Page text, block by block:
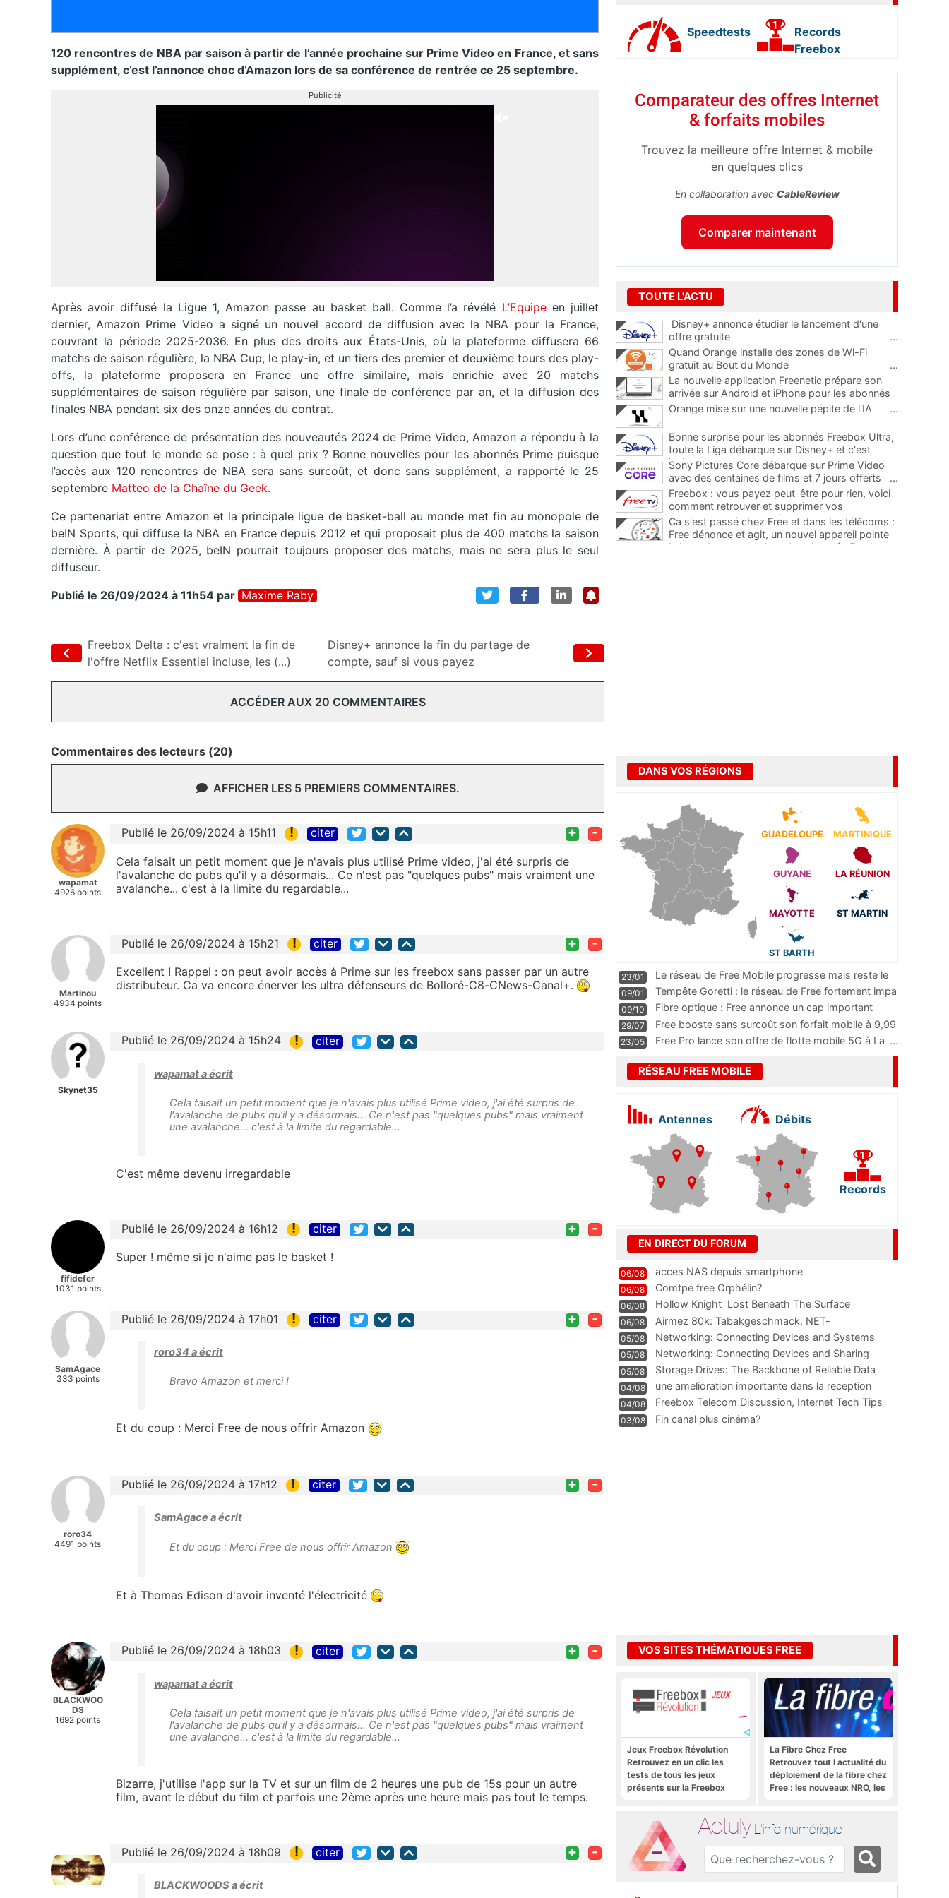
120 rencontres de NBA par saison à partir de l’année prochaine sur Prime Video en France, et sans
supplément, c’est l’annonce choc d’Amazon lors de sa conférence de rentrée ce 25 septembre.
Publicité
Après avoir diffusé la Ligue 1, Amazon passe au basket ball. Comme l’a révélé L’Equipeen juillet
dernier, Amazon Prime Video a signé un nouvel accord de diffusion avec la NBA pour la France,
couvrant la période 2025-2036. En plus des droits aux États-Unis, où la plateforme diffusera 66
matchs de saison régulière, la NBA Cup, le play-in, et un tiers des premier et deuxième tours des play-
offs, la plateforme proposera en France une offre similaire, mais enrichie avec 20 matchs
supplémentaires de saison régulière par saison, une finale de conférence par an, et la diffusion des
finales NBA pendant six des onze années du contrat.
Lors d’une conférence de présentation des nouveautés 2024 de Prime Video, Amazon a répondu à la
question que tout le monde se pose : à quel prix ? Bonne nouvelles pour les abonnés Prime puisque
l’accès aux 120 rencontres de NBA sera sans surcoût, et donc sans supplément, a rapporté le 25
septembre Matteo de la Chaîne du Geek.
Ce partenariat entre Amazon et la principale ligue de basket-ball au monde met fin au monopole de
beIN Sports, qui diffuse la NBA en France depuis 2012 et qui proposait plus de 400 matchs la saison
dernière. À partir de 2025, beIN pourrait toujours proposer des matchs, mais ne sera plus le seul
diffuseur.
Publié le 26/09/2024 à 11h54 par Maxime Raby
Freebox Delta : c'est vraiment la fin de
l'offre Netflix Essentiel incluse, les (...)
Disney+ annonce la fin du partage de
compte, sauf si vous payez
ACCÉDER AUX 20 COMMENTAIRES
Commentaires des lecteurs (20)
AFFICHER LES 5 PREMIERS COMMENTAIRES.
wapamat
4926 points
Publié le 26/09/2024 à 15h11 ! citer + -
Cela faisait un petit moment que je n'avais plus utilisé Prime video, j'ai été surpris de
l'avalanche de pubs qu'il y a désormais... Ce n'est pas "quelques pubs" mais vraiment une
avalanche... c'est à la limite du regardable...
Martinou
4934 points
Publié le 26/09/2024 à 15h21 ! citer + -
Excellent ! Rappel : on peut avoir accès à Prime sur les freebox sans passer par un autre
distributeur. Ca va encore énerver les ultra défenseurs de Bolloré-C8-CNews-Canal+.
Skynet35
Publié le 26/09/2024 à 15h24 ! citer
wapamat a écrit
Cela faisait un petit moment que je n'avais plus utilisé Prime video, j'ai été surpris de
l'avalanche de pubs qu'il y a désormais... Ce n'est pas "quelques pubs" mais vraiment
une avalanche... c'est à la limite du regardable...
C'est même devenu irregardable
fifidefer
1031 points
Publié le 26/09/2024 à 16h12 ! citer + -
Super ! même si je n'aime pas le basket !
SamAgace
333 points
Publié le 26/09/2024 à 17h01 ! citer + -
roro34 a écrit
Bravo Amazon et merci !
Et du coup : Merci Free de nous offrir Amazon
roro34
4491 points
Publié le 26/09/2024 à 17h12 ! citer + -
SamAgace a écrit
Et du coup : Merci Free de nous offrir Amazon
Et à Thomas Edison d'avoir inventé l'électricité
BLACKWOO
DS
1692 points
Publié le 26/09/2024 à 18h03 ! citer + -
wapamat a écrit
Cela faisait un petit moment que je n'avais plus utilisé Prime video, j'ai été surpris de
l'avalanche de pubs qu'il y a désormais... Ce n'est pas "quelques pubs" mais vraiment
une avalanche... c'est à la limite du regardable...
Bizarre, j'utilise l'app sur la TV et sur un film de 2 heures une pub de 15s pour un autre
film, avant le début du film et parfois une 2ème après une heure mais pas tout le temps.
Publié le 26/09/2024 à 18h09 ! citer + -
BLACKWOODS a écrit
Speedtests
Records
Freebox
Comparateur des offres Internet
& forfaits mobiles
Trouvez la meilleure offre Internet & mobile
en quelques clics
En collaboration avec CableReview
Comparer maintenant
TOUTE L'ACTU
Disney+ annonce étudier le lancement d'une
offre gratuite
...
Quand Orange installe des zones de Wi-Fi
gratuit au Bout du Monde
...
La nouvelle application Freenetic prépare son
arrivée sur Android et iPhone pour les abonnés
Freebox, testez la
Orange mise sur une nouvelle pépite de l'IA ...
Bonne surprise pour les abonnés Freebox Ultra,
toute la Liga débarque sur Disney+ et c'est
inclus
Sony Pictures Core débarque sur Prime Video
avec des centaines de films et 7 jours offerts
...
Freebox : vous payez peut-être pour rien, voici
comment retrouver et supprimer vos
abonnements TV oubliés
...
Ca s'est passé chez Free et dans les télécoms :
Free dénonce et agit, un nouvel appareil pointe
le bout de son nez chez des abonnés Freebox...
DANS VOS RÉGIONS
GUADELOUPE MARTINIQUE
GUYANE LA RÉUNION
MAYOTTE ST MARTIN
ST BARTH
23/01
Le réseau de Free Mobile progresse mais reste le
m
...
09/01
Tempête Goretti : le réseau de Free fortement impa
09/10
Fibre optique : Free annonce un cap important
pass
...
29/07
Free booste sans surcoût son forfait mobile à 9,99
23/05 Free Pro lance son offre de flotte mobile 5G à La ...
RÉSEAU FREE MOBILE
Antennes Débits
Records
EN DIRECT DU FORUM
06/08 acces NAS depuis smartphone
06/08 Comtpe free Orphélin?
06/08 Hollow Knight  Lost Beneath The Surface
06/08
Airmez 80k: Tabakgeschmack, NET-
Technologie und Leistung im
05/08 Networking: Connecting Devices and Systems
05/08
Networking: Connecting Devices and Sharing
Information
05/08
Storage Drives: The Backbone of Reliable Data
Management
04/08
une amelioration importante dans la reception
WIFI
04/08
Freebox Telecom Discussion, Internet Tech Tips
Communi
03/08 Fin canal plus cinéma?
VOS SITES THÉMATIQUES FREE
Jeux Freebox Révolution
Retrouvez en un clic les
tests de tous les jeux
présents sur la Freebox
La Fibre Chez Free
Retrouvez tout l actualité du
déploiement de la fibre chez
Free : les nouveaux NRO, les
Actuly L'info numérique